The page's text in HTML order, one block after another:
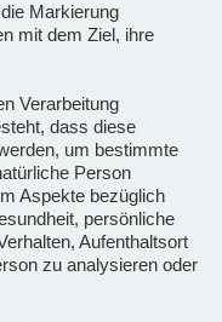
Markierung
mit dem Ziel, ihre
Verarbeitung
dass diese
um bestimmte
Person
Aspekte bezüglich
persönliche
Aufenthaltsort
zu analysieren oder